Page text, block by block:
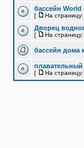
бассейн
[ На страницу:
Дворец
[ На страницу:
бассейн дома
плавательный
[ На страницу: